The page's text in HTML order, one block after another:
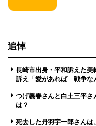
追悼
長崎市出身・平和訴えた
訴え「愛があれば 戦争な
つげ義春さんと白土三平
は？
死去した丹羽宇一郎さん